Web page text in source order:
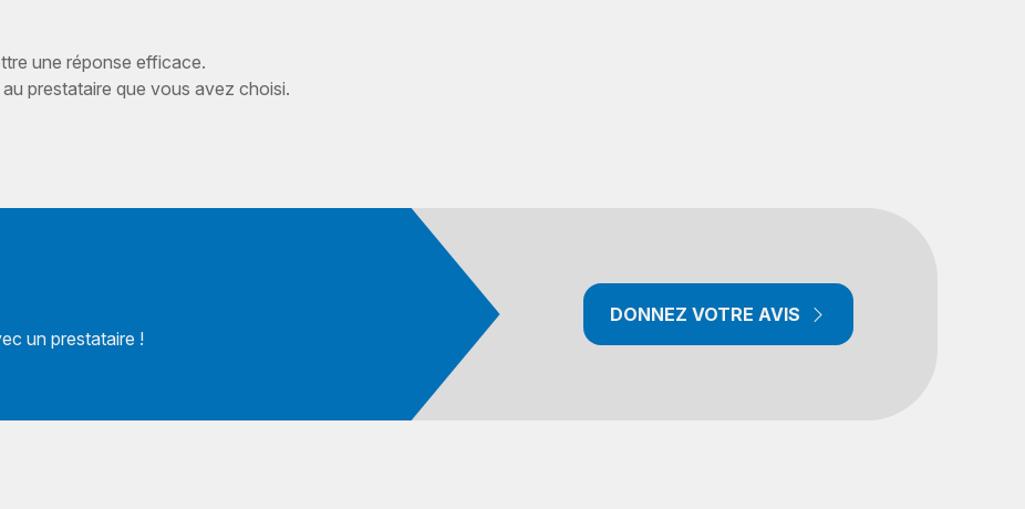
une réponse efficace.
prestataire que vous avez choisi.
un prestataire !
DONNEZ VOTRE AVIS